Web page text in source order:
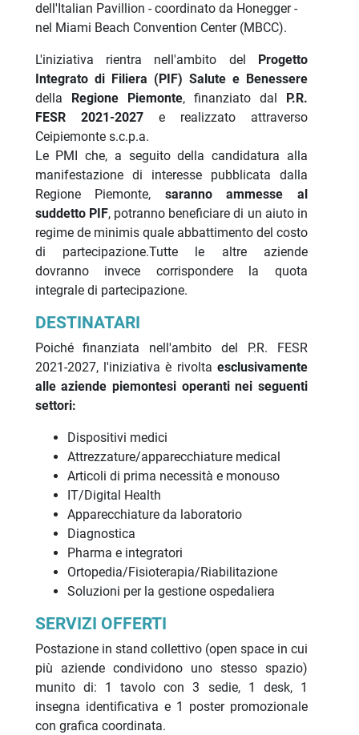
dell'Italian Pavillion - coordinato da Honegger -
nel Miami Beach Convention Center (MBCC).
L'iniziativa rientra nell'ambito del
Progetto
Integrato di Filiera (PIF) Salute e Benessere
della
Regione Piemonte, finanziato dal
P.R.
FESR 2021-2027e realizzato attraverso
Ceipiemonte s.c.p.a.
Le PMI che, a seguito della candidatura alla
manifestazione di interesse pubblicata dalla
Regione Piemonte, saranno ammesse al
suddetto PIF, potranno beneficiare di un aiuto in
regime de minimis quale abbattimento del costo
di partecipazione.Tutte le altre aziende
dovranno invece corrispondere la quota
integrale di partecipazione.
DESTINATARI
Poiché finanziata nell'ambito del P.R. FESR
2021-2027, l'iniziativa è rivolta esclusivamente
alle aziende piemontesi operanti nei seguenti
settori:
Dispositivi medici
Attrezzature/apparecchiature medical
Articoli di prima necessità e monouso
IT/Digital Health
Apparecchiature da laboratorio
Diagnostica
Pharma e integratori
Ortopedia/Fisioterapia/Riabilitazione
Soluzioni per la gestione ospedaliera
SERVIZI OFFERTI
Postazione in stand collettivo (open space in cui
più aziende condividono uno stesso spazio)
munito di: 1 tavolo con 3 sedie, 1 desk, 1
insegna identificativa e 1 poster promozionale
con grafica coordinata.